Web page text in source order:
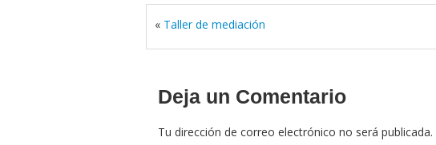
« Taller de mediación
Deja un Comentario
Tu dirección de correo electrónico no será publicada.